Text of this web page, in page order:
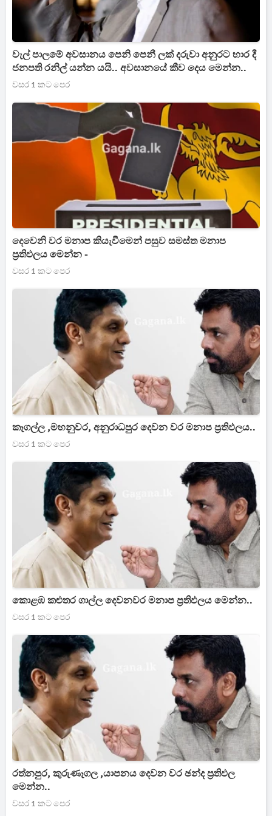
වැල් පාලමේ අවසානය පෙනි පෙනී ලක් දරුවා අනුරට භාර දී
ජනපති රනිල් යන්න යයි.. අවසානයේ කීව දෙය මෙන්න..
වසර 1 කට පෙර
දෙවෙනි වර මනාප කියැවීමෙන් පසුව සමස්ත මනාප
ප්‍රතිඵලය මෙන්න -
වසර 1 කට පෙර
කෑගල්ල ,මහනුවර, අනුරාධපුර දෙවන වර මනාප ප්‍රතිඵලය..
වසර 1 කට පෙර
කොළඹ කළුතර ගාල්ල දෙවනවර මනාප ප්‍රතිඵලය මෙන්න..
වසර 1 කට පෙර
රත්නපුර, කුරුණෑගල ,යාපනය දෙවන වර ඡන්ද ප්‍රතිඵල
මෙන්න..
වසර 1 කට පෙර